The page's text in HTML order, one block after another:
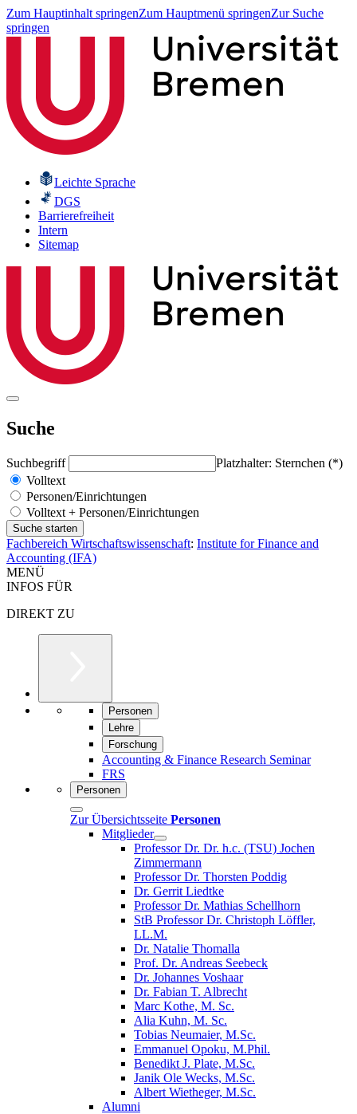
Zum Hauptinhalt springenZum Hauptmenü springenZur Suche
springen
Leichte Sprache
DGS
Barrierefreiheit
Intern
Sitemap
Suche
Suchbegriff
Platzhalter: Sternchen (*)
Volltext
Personen/Einrichtungen
Volltext + Personen/Einrichtungen
Fachbereich Wirtschaftswissenschaft: Institute for Finance and
Accounting (IFA)
MENÜ
INFOS FÜR
DIREKT ZU
Personen
Lehre
Forschung
Accounting & Finance Research Seminar
FRS
Personen
Zur Übersichtsseite Personen
Mitglieder
Professor Dr. Dr. h.c. (TSU) Jochen
Zimmermann
Professor Dr. Thorsten Poddig
Dr. Gerrit Liedtke
Professor Dr. Mathias Schellhorn
StB Professor Dr. Christoph Löffler,
LL.M.
Dr. Natalie Thomalla
Prof. Dr. Andreas Seebeck
Dr. Johannes Voshaar
Dr. Fabian T. Albrecht
Marc Kothe, M. Sc.
Alia Kuhn, M. Sc.
Tobias Neumaier, M.Sc.
Emmanuel Opoku, M.Phil.
Benedikt J. Plate, M.Sc.
Janik Ole Wecks, M.Sc.
Albert Wietheger, M.Sc.
Alumni